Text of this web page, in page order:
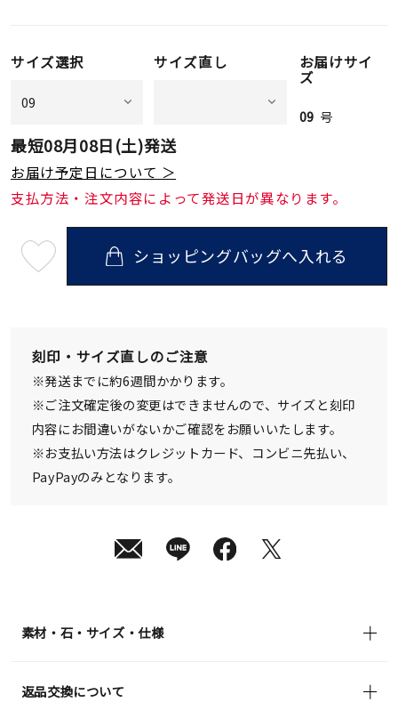
すべて表示
サイズ選択 サイズ直し お届けサイ
ズ
09 号
最短08月08日(土)発送
お届け予定日について ＞
支払方法・注文内容によって発送日が異なります。
08
送
¥41,800 (tax
in)
ショッピングバッグへ入れる
刻印・サイズ直しのご注意
※発送までに約6週間かかります。
※ご注文確定後の変更はできませんので、サイズと刻印
内容にお間違いがないかご確認をお願いいたします。
※お支払い方法はクレジットカード、コンビニ先払い、
PayPayのみとなります。
素材・石・サイズ・仕様
返品交換について